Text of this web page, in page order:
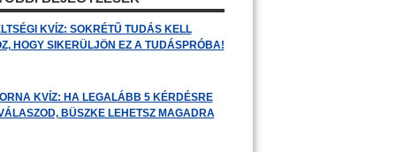
KVÍZ: SOKRÉTŰ TUDÁS KELL
HOGY SIKERÜLJÖN EZ A TUDÁSPRÓBA!
KVÍZ: HA LEGALÁBB 5 KÉRDÉSRE
BÜSZKE LEHETSZ MAGADRA